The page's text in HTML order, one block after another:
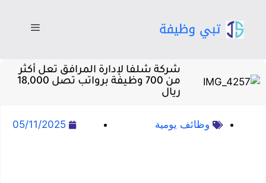
شركة شلفا لإدارة المرافق تعل أكثر
من 700 وظيفة برواتب تصل 18,000
ريال
وظائف يومية 05/11/2025